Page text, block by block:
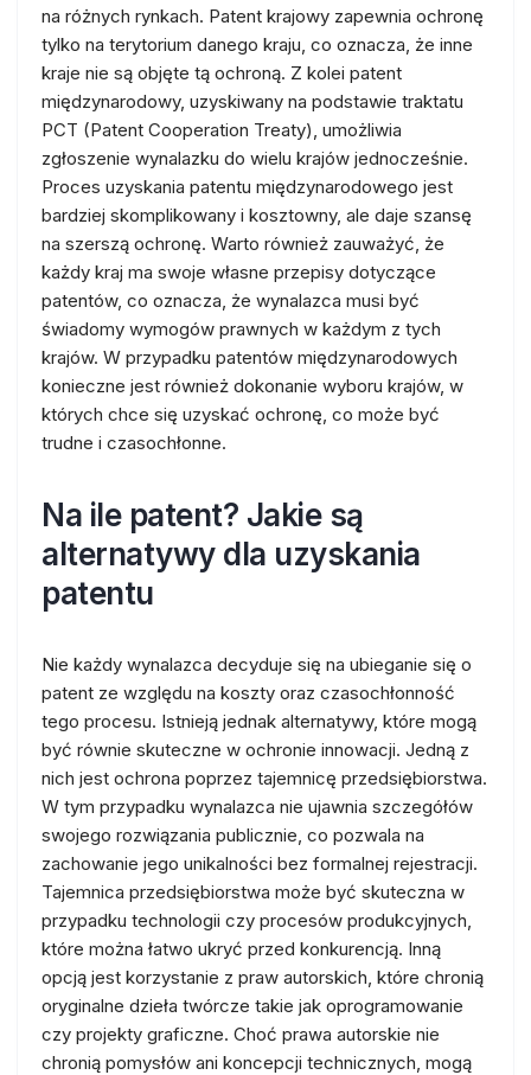
na różnych rynkach. Patent krajowy zapewnia ochronę
tylko na terytorium danego kraju, co oznacza, że inne
kraje nie są objęte tą ochroną. Z kolei patent
międzynarodowy, uzyskiwany na podstawie traktatu
PCT (Patent Cooperation Treaty), umożliwia
zgłoszenie wynalazku do wielu krajów jednocześnie.
Proces uzyskania patentu międzynarodowego jest
bardziej skomplikowany i kosztowny, ale daje szansę
na szerszą ochronę. Warto również zauważyć, że
każdy kraj ma swoje własne przepisy dotyczące
patentów, co oznacza, że wynalazca musi być
świadomy wymogów prawnych w każdym z tych
krajów. W przypadku patentów międzynarodowych
konieczne jest również dokonanie wyboru krajów, w
których chce się uzyskać ochronę, co może być
trudne i czasochłonne.
Na ile patent? Jakie są
alternatywy dla uzyskania
patentu
Nie każdy wynalazca decyduje się na ubieganie się o
patent ze względu na koszty oraz czasochłonność
tego procesu. Istnieją jednak alternatywy, które mogą
być równie skuteczne w ochronie innowacji. Jedną z
nich jest ochrona poprzez tajemnicę przedsiębiorstwa.
W tym przypadku wynalazca nie ujawnia szczegółów
swojego rozwiązania publicznie, co pozwala na
zachowanie jego unikalności bez formalnej rejestracji.
Tajemnica przedsiębiorstwa może być skuteczna w
przypadku technologii czy procesów produkcyjnych,
które można łatwo ukryć przed konkurencją. Inną
opcją jest korzystanie z praw autorskich, które chronią
oryginalne dzieła twórcze takie jak oprogramowanie
czy projekty graficzne. Choć prawa autorskie nie
chronią pomysłów ani koncepcji technicznych, mogą